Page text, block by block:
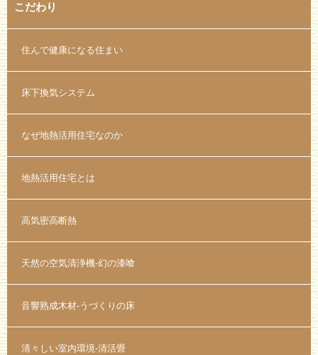
こだわり
住んで健康になる住まい
床下換気システム
なぜ地熱活用住宅なのか
地熱活用住宅とは
高気密高断熱
天然の空気清浄機-幻の漆喰
音響熟成木材-うづくりの床
清々しい室内環境-清活畳